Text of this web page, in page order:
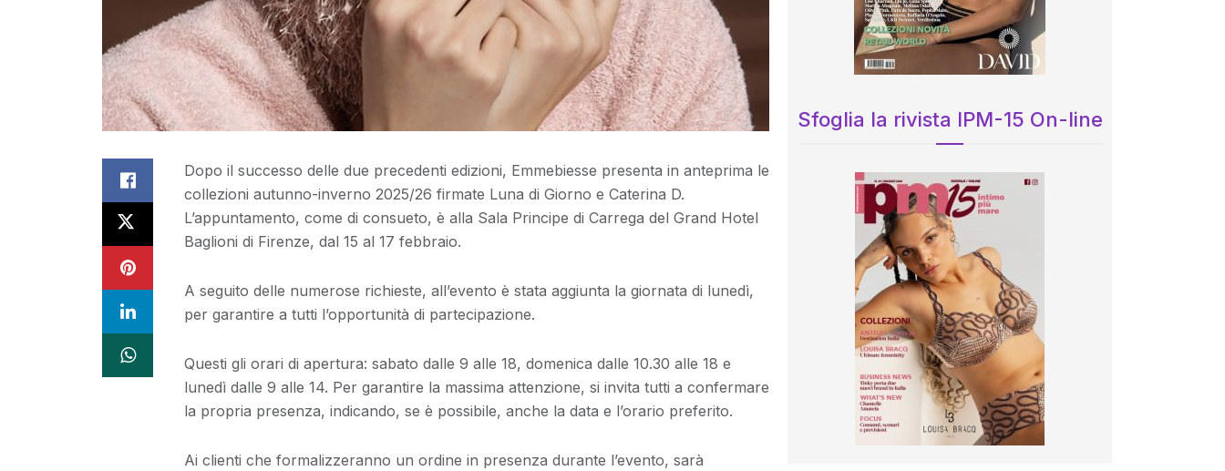
Dopo il successo delle due precedenti edizioni, Emmebiesse presenta in anteprima le
collezioni autunno-inverno 2025/26 firmate Luna di Giorno e Caterina D.
L’appuntamento, come di consueto, è alla Sala Principe di Carrega del Grand Hotel
Baglioni di Firenze, dal 15 al 17 febbraio.
A seguito delle numerose richieste, all’evento è stata aggiunta la giornata di lunedì,
per garantire a tutti l’opportunità di partecipazione.
Questi gli orari di apertura: sabato dalle 9 alle 18, domenica dalle 10.30 alle 18 e
lunedì dalle 9 alle 14. Per garantire la massima attenzione, si invita tutti a confermare
la propria presenza, indicando, se è possibile, anche la data e l’orario preferito.
Ai clienti che formalizzeranno un ordine in presenza durante l’evento, sarà
Sfoglia la rivista IPM-15 On-line